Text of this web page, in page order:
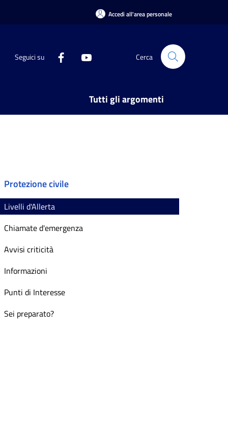
Accedi all'area personale
Seguici su Cerca
Tutti gli argomenti
Protezione civile
Livelli d'Allerta
Chiamate d'emergenza
Avvisi criticità
Informazioni
Punti di Interesse
Sei preparato?